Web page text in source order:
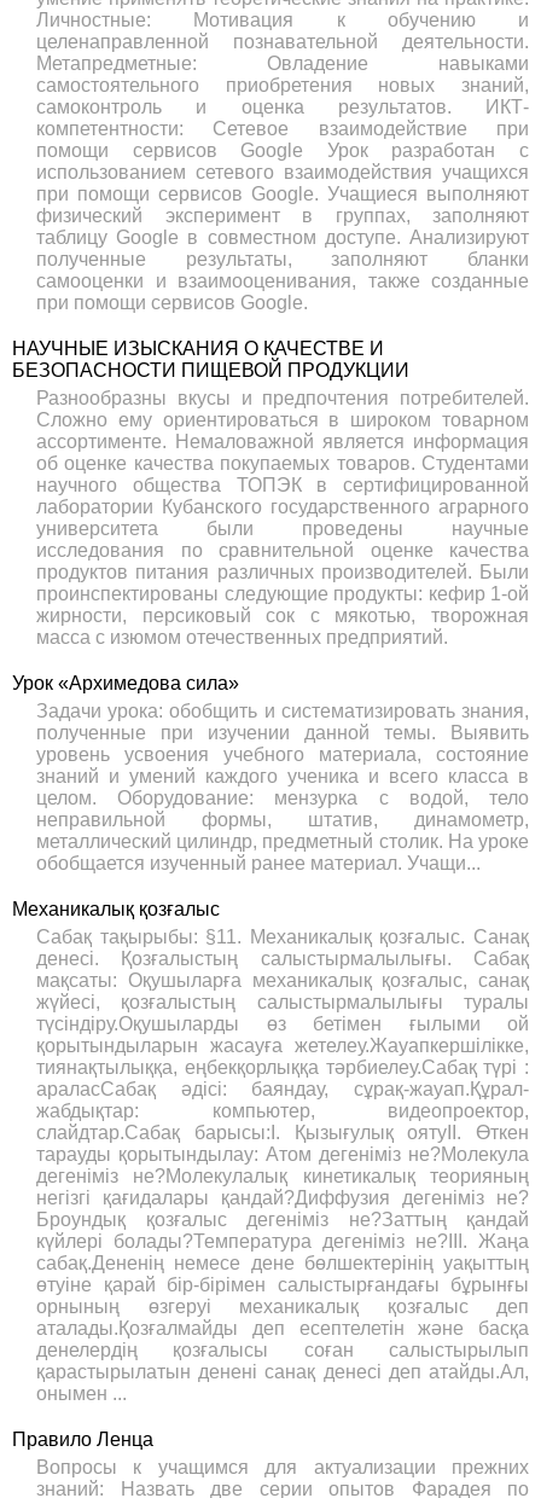
Личностные: Мотивация к обучению и
целенаправленной познавательной деятельности.
Метапредметные: Овладение навыками
самостоятельного приобретения новых знаний,
самоконтроль и оценка результатов. ИКТ-
компетентности: Сетевое взаимодействие при
помощи сервисов Google Урок разработан с
использованием сетевого взаимодействия учащихся
при помощи сервисов Google. Учащиеся выполняют
физический эксперимент в группах, заполняют
таблицу Google в совместном доступе. Анализируют
полученные результаты, заполняют бланки
самооценки и взаимооценивания, также созданные
при помощи сервисов Google.
НАУЧНЫЕ ИЗЫСКАНИЯ О КАЧЕСТВЕ И
БЕЗОПАСНОСТИ ПИЩЕВОЙ ПРОДУКЦИИ
Разнообразны вкусы и предпочтения потребителей.
Сложно ему ориентироваться в широком товарном
ассортименте. Немаловажной является информация
об оценке качества покупаемых товаров. Студентами
научного общества ТОПЭК в сертифицированной
лаборатории Кубанского государственного аграрного
университета были проведены научные
исследования по сравнительной оценке качества
продуктов питания различных производителей. Были
проинспектированы следующие продукты: кефир 1-ой
жирности, персиковый сок с мякотью, творожная
масса с изюмом отечественных предприятий.
Урок «Архимедова сила»
Задачи урока: обобщить и систематизировать знания,
полученные при изучении данной темы. Выявить
уровень усвоения учебного материала, состояние
знаний и умений каждого ученика и всего класса в
целом. Оборудование: мензурка с водой, тело
неправильной формы, штатив, динамометр,
металлический цилиндр, предметный столик. На уроке
обобщается изученный ранее материал. Учащи...
Механикалық қозғалыс
Сабақ тақырыбы: §11. Механикалық қозғалыс. Санақ
денесі. Қозғалыстың салыстырмалылығы. Сабақ
мақсаты: Оқушыларға механикалық қозғалыс, санақ
жүйесі, қозғалыстың салыстырмалылығы туралы
түсіндіру.Оқушыларды өз бетімен ғылыми ой
қорытындыларын жасауға жетелеу.Жауапкершілікке,
тиянақтылыққа, еңбекқорлыққа тәрбиелеу.Сабақ түрі :
араласСабақ әдісі: баяндау, сұрақ-жауап.Құрал-
жабдықтар: компьютер, видеопроектор,
слайдтар.Сабақ барысы:І. Қызығулық оятуІІ. Өткен
тарауды қорытындылау: Атом дегеніміз не?Молекула
дегеніміз не?Молекулалық кинетикалық теорияның
негізгі қағидалары қандай?Диффузия дегеніміз не?
Броундық қозғалыс дегеніміз не?Заттың қандай
күйлері болады?Температура дегеніміз не?ІІІ. Жаңа
сабақ.Дененің немесе дене бөлшектерінің уақыттың
өтуіне қарай бір-бірімен салыстырғандағы бұрынғы
орнының өзгеруі механикалық қозғалыс деп
аталады.Қозғалмайды деп есептелетін және басқа
денелердің қозғалысы соған салыстырылып
қарастырылатын денені санақ денесі деп атайды.Ал,
онымен ...
Правило Ленца
Вопросы к учащимся для актуализации прежних
знаний: Назвать две серии опытов Фарадея по